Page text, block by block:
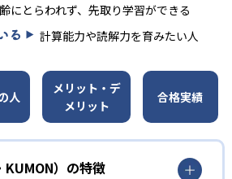
にとらわれず、先取り学習ができる
る
計算能力や読解力を育みたい人
人
メリット・デ
メリット
合格実績
KUMON）の特徴